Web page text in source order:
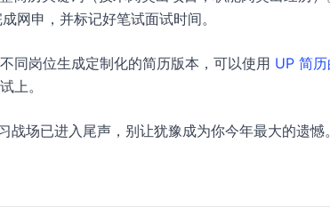
网申，并标记好笔试面试时间。
同岗位生成定制化的简历版本，可以使用 UP 简
上。
战场已进入尾声，别让犹豫成为你今年最大的遗憾